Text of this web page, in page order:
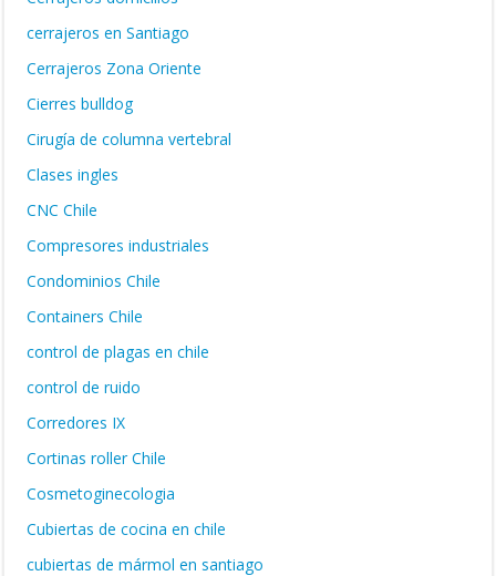
cerrajeros en Santiago
Cerrajeros Zona Oriente
Cierres bulldog
Cirugía de columna vertebral
Clases ingles
CNC Chile
Compresores industriales
Condominios Chile
Containers Chile
control de plagas en chile
control de ruido
Corredores IX
Cortinas roller Chile
Cosmetoginecologia
Cubiertas de cocina en chile
cubiertas de mármol en santiago